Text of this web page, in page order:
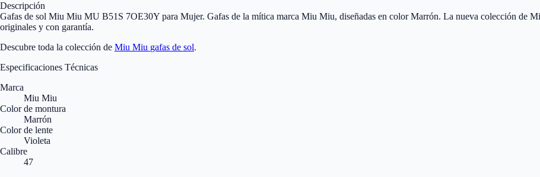
Descripción
Gafas de sol Miu Miu MU B51S 7OE30Y para Mujer. Gafas de la mítica marca Miu Miu, diseñadas en color Marrón. La nueva colección de
originales y con garantía.
Descubre toda la colección de Miu Miu gafas de sol.
Especificaciones Técnicas
Marca
Miu Miu
Color de montura
Marrón
Color de lente
Violeta
Calibre
47